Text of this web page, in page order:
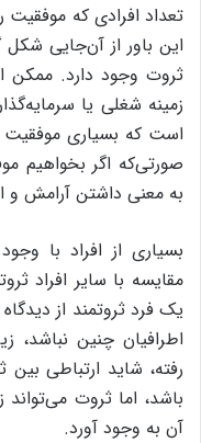
تعداد افرادی که
این باور از آن‌جایی شکل
ثروت وجود دارد. ممکن
زمینه شغلی یا
است که بسیاری موفقیت
صورتی‌که اگر بخواهیم
به معنی داشتن آرامش
بسیاری از افراد با
مقایسه با سایر افراد
یک فرد ثروتمند از
اطرافیان چنین
رفته،‌ شاید ارتباطی
باشد، اما ثروت
آن به وجود آورد.